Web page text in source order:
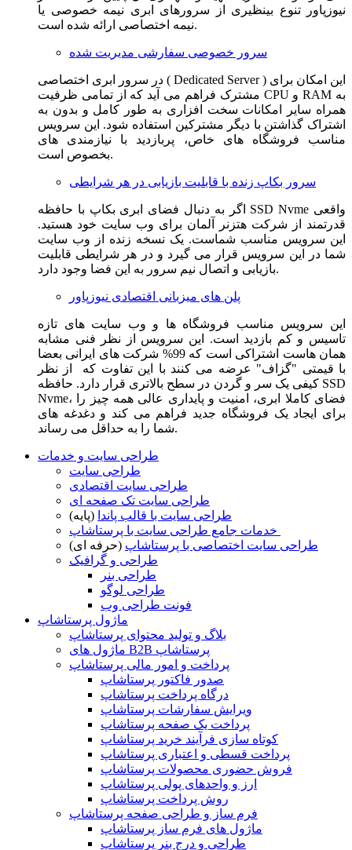
نیوزپاور تنوع بینظیری از سرورهای ابری نیمه خصوصی یا
نیمه اختصاصی ارائه شده است.
سرور خصوصی سفارشی مدیریت شده
در سرور ابری اختصاصی ( Dedicated Server ) این امکان برای
مشترک فراهم می آید که از تمامی ظرفیت CPU و RAM به
همراه سایر امکانات سخت افزاری به طور کامل و بدون به
اشتراک گذاشتن با دیگر مشترکین استفاده شود. این سرویس
مناسب فروشگاه های خاص، پربازدید با نیازمندی های
بخصوص است.
سرور بکاپ زنده با قابلیت بازیابی در هر شرایطی
اگر به دنبال فضای ابری بکاپ با حافظه SSD Nvme واقعی
قدرتمند از شرکت هتزنر آلمان برای وب سایت خود هستید.
این سرویس مناسب شماست. یک نسخه زنده از وب سایت
شما در این سرویس قرار می گیرد و در هر شرایطی قابلیت
بازیابی و اتصال نیم سرور به این فضا وجود دارد.
پلن های میزبانی اقتصادی نیوزپاور
این سرویس مناسب فروشگاه ها و وب سایت های تازه
تاسیس و کم بازدید است. این سرویس از نظر فنی مشابه
همان هاست اشتراکی است که 99% شرکت های ایرانی بعضا
با قیمتی "گزاف" عرضه می کنند با این تفاوت که از نظر
کیفی یک سر و گردن در سطح بالاتری قرار دارد. حافظه SSD
Nvme، فضای کاملا ابری، امنیت و پایداری عالی همه چیز را
برای ایجاد یک فروشگاه جدید فراهم می کند و دغدغه های
شما را به حداقل می رساند.
طراحی سایت و خدمات
طراحی سایت
طراحی سایت اقتصادی
طراحی سایت تک صفحه ای
طراحی سایت با قالب پاندا (پایه)
طراحی سایت اختصاصی با پرستاشاپ (حرفه ای)
طراحی و گرافیک
طراحی بنر
طراحی لوگو
فونت طراحی وب
ماژول پرستاشاپ
بلاگ و تولید محتوای پرستاشاپ
ماژول های B2B پرستاشاپ
پرداخت و امور مالی پرستاشاپ
صدور فاکتور پرستاشاپ
درگاه پرداخت پرستاشاپ
ویرایش سفارشات پرستاشاپ
پرداخت یک صفحه پرستاشاپ
کوتاه سازی فرآیند خرید پرستاشاپ
پرداخت قسطی و اعتباری پرستاشاپ
فروش حضوری محصولات پرستاشاپ
ارز و واحدهای پولی پرستاشاپ
روش پرداخت پرستاشاپ
فرم ساز و طراحی صفحه پرستاشاپ
ماژول های فرم ساز پرستاشاپ
طراحی و درج بنر پرستاشاپ